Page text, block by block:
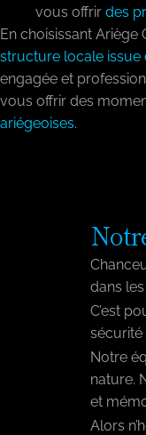
vous offrir des
En choisissant Ariège
structure locale issue
engagée et
vous offrir des
ariégeoises.
dans les
C’est
sécurité
Notre
nature.
et
Alors